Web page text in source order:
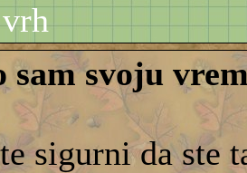
sam svoju
sigurni da ste